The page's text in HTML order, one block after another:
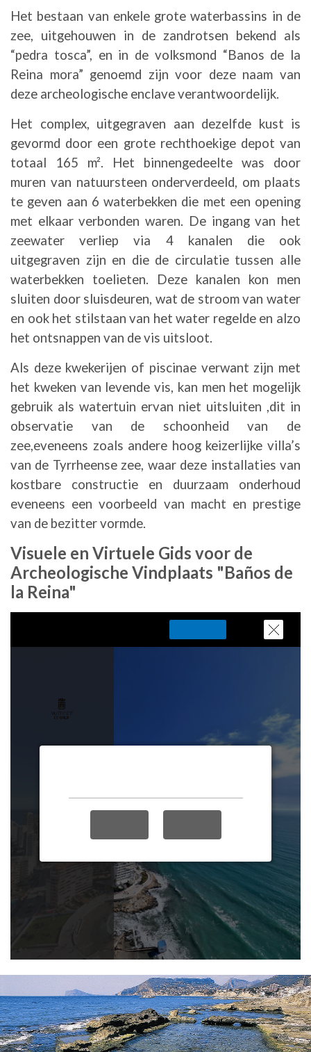
Het bestaan van enkele grote waterbassins in de
zee, uitgehouwen in de zandrotsen bekend als
“pedra tosca”, en in de volksmond “Banos de la
Reina mora” genoemd zijn voor deze naam van
deze archeologische enclave verantwoordelijk.
Het complex, uitgegraven aan dezelfde kust is
gevormd door een grote rechthoekige depot van
totaal 165 m². Het binnengedeelte was door
muren van natuursteen onderverdeeld, om plaats
te geven aan 6 waterbekken die met een opening
met elkaar verbonden waren. De ingang van het
zeewater verliep via 4 kanalen die ook
uitgegraven zijn en die de circulatie tussen alle
waterbekken toelieten. Deze kanalen kon men
sluiten door sluisdeuren, wat de stroom van water
en ook het stilstaan van het water regelde en alzo
het ontsnappen van de vis uitsloot.
Als deze kwekerijen of piscinae verwant zijn met
het kweken van levende vis, kan men het mogelijk
gebruik als watertuin ervan niet uitsluiten ,dit in
observatie van de schoonheid van de
zee,eveneens zoals andere hoog keizerlijke villa’s
van de Tyrrheense zee, waar deze installaties van
kostbare constructie en duurzaam onderhoud
eveneens een voorbeeld van macht en prestige
van de bezitter vormde.
Visuele en Virtuele Gids voor de
Archeologische Vindplaats "Baños de
la Reina"